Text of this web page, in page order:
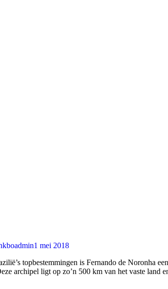
1 mei 2018
topbestemmingen is Fernando de Noronha
archipel ligt op zo’n 500 km van het vaste land